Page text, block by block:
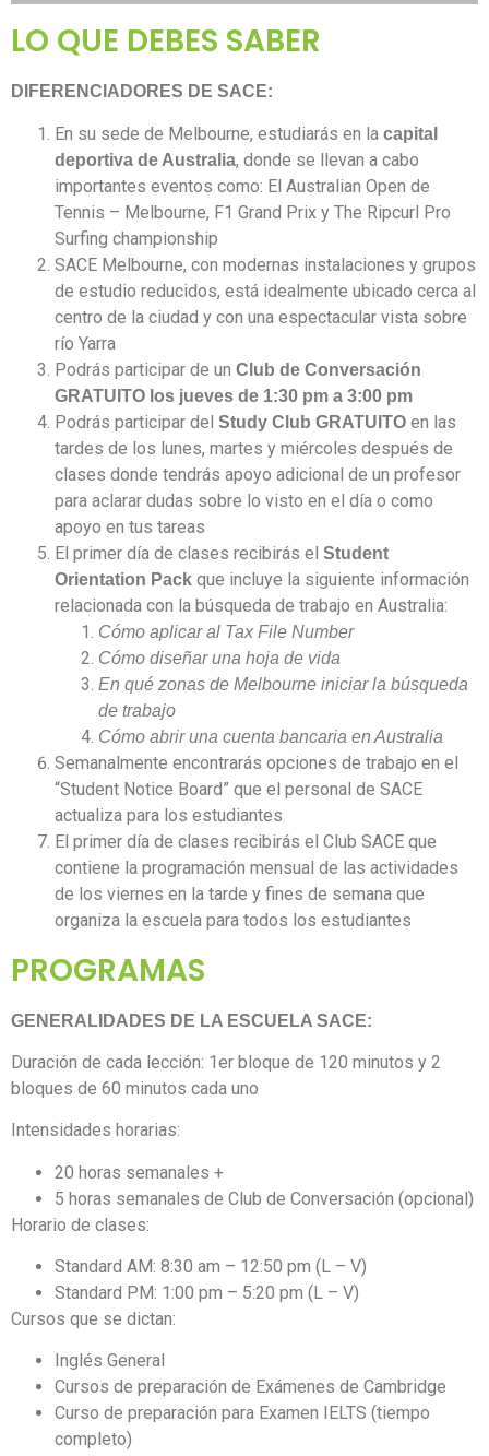
LO QUE DEBES SABER
DIFERENCIADORES DE SACE:
En su sede de Melbourne, estudiarás en la capital
deportiva de Australia, donde se llevan a cabo
importantes eventos como: El Australian Open de
Tennis – Melbourne, F1 Grand Prix y The Ripcurl Pro
Surfing championship
SACE Melbourne, con modernas instalaciones y grupos
de estudio reducidos, está idealmente ubicado cerca al
centro de la ciudad y con una espectacular vista sobre
río Yarra
Podrás participar de un Club de Conversación
GRATUITO los jueves de 1:30 pm a 3:00 pm
Podrás participar del Study Club GRATUITO en las
tardes de los lunes, martes y miércoles después de
clases donde tendrás apoyo adicional de un profesor
para aclarar dudas sobre lo visto en el día o como
apoyo en tus tareas
El primer día de clases recibirás el Student
Orientation Pack que incluye la siguiente información
relacionada con la búsqueda de trabajo en Australia:
Cómo aplicar al Tax File Number
Cómo diseñar una hoja de vida
En qué zonas de Melbourne iniciar la búsqueda
de trabajo
Cómo abrir una cuenta bancaria en Australia
Semanalmente encontrarás opciones de trabajo en el
“Student Notice Board” que el personal de SACE
actualiza para los estudiantes
El primer día de clases recibirás el Club SACE que
contiene la programación mensual de las actividades
de los viernes en la tarde y fines de semana que
organiza la escuela para todos los estudiantes
PROGRAMAS
GENERALIDADES DE LA ESCUELA SACE:
Duración de cada lección: 1er bloque de 120 minutos y 2
bloques de 60 minutos cada uno
Intensidades horarias:
20 horas semanales +
5 horas semanales de Club de Conversación (opcional)
Horario de clases:
Standard AM: 8:30 am – 12:50 pm (L – V)
Standard PM: 1:00 pm – 5:20 pm (L – V)
Cursos que se dictan:
Inglés General
Cursos de preparación de Exámenes de Cambridge
Curso de preparación para Examen IELTS (tiempo
completo)